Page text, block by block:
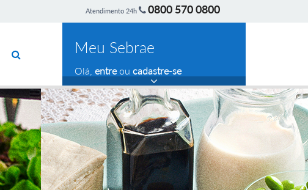
Atendimento 24h 0800 570 0800
Meu Sebrae
Olá, entreou cadastre-se